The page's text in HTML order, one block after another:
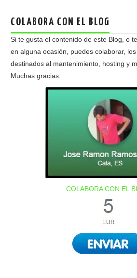
COLABORA CON EL BLOG
Si te gusta el contenido de este Blog, o
en alguna ocasión, puedes colaborar,
destinados al mantenimiento, hosting y
Muchas gracias.
COLABORA CON EL